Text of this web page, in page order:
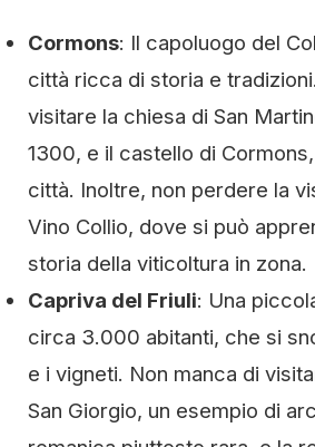
Cormons: Il capoluogo del
città ricca di storia e
visitare la chiesa di San
1300, e il castello di
città. Inoltre, non perdere la
Vino Collio, dove si può
storia della viticoltura in zona.
Capriva del Friuli: Una
circa 3.000 abitanti, che si
e i vigneti. Non manca di
San Giorgio, un esempio di